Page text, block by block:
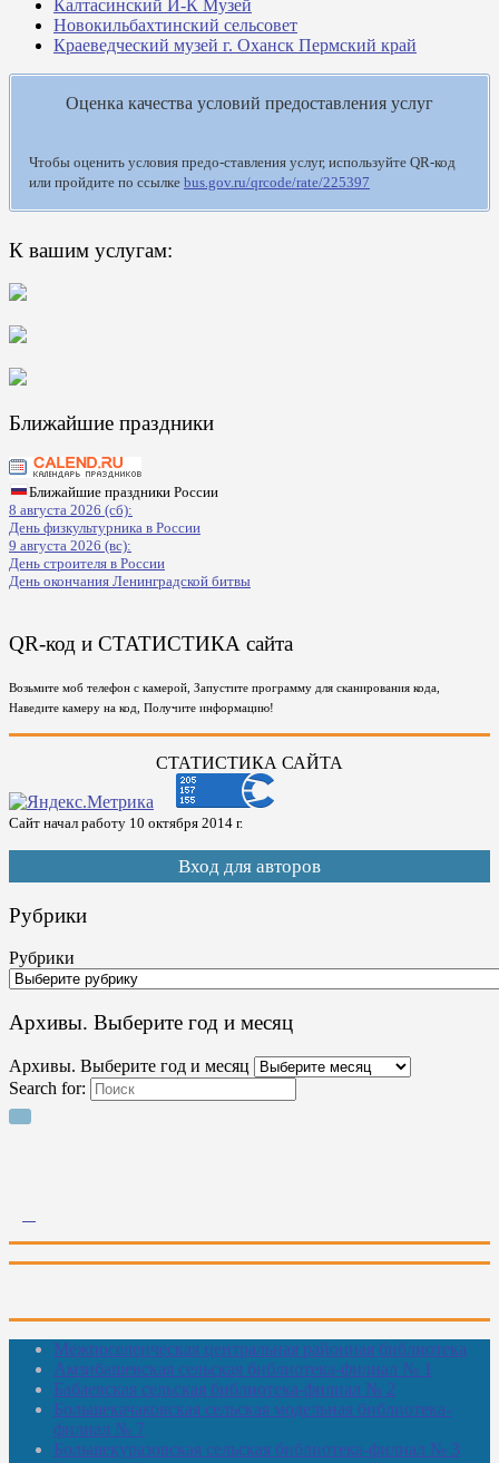
Калтасинский И-К Музей
Новокильбахтинский сельсовет
Краеведческий музей г. Оханск Пермский край
Оценка качества условий предоставления услуг
Чтобы оценить условия предо-ставления услуг, используйте QR-код
или пройдите по ссылке bus.gov.ru/qrcode/rate/225397
К вашим услугам:
Ближайшие праздники
Ближайшие праздники России
8 августа 2026 (сб):
День физкультурника в России
9 августа 2026 (вс):
День строителя в России
День окончания Ленинградской битвы
QR-код и СТАТИСТИКА сайта
Возьмите моб телефон с камерой, Запустите программу для сканирования кода,
Наведите камеру на код, Получите информацию!
СТАТИСТИКА САЙТА
Сайт начал работу 10 октября 2014 г.
Вход для авторов
Рубрики
Рубрики
Архивы. Выберите год и месяц
Архивы. Выберите год и месяц
Search for:
Межпоселенческая центральная районная библиотека
Амзибашевская сельская библиотека-филиал № 1
Бабаевская сельская библиотека-филиал № 2
Большекачаковская сельская модельная библиотека-
филиал № 7
Большекуразовская сельская библиотека-филиал № 3